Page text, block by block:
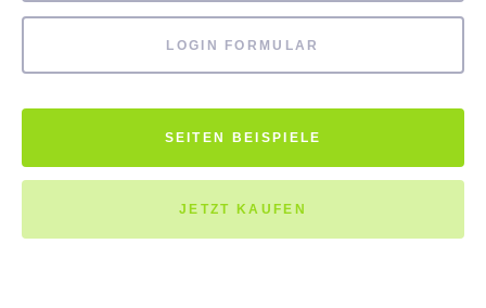
LOGIN FORMULAR
SEITEN BEISPIELE
JETZT KAUFEN